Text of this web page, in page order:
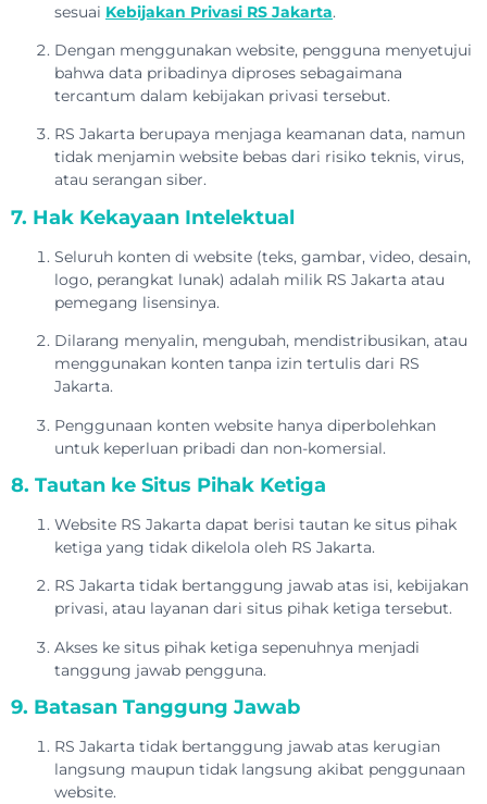
sesuai Kebijakan Privasi RS Jakarta.
Dengan menggunakan website, pengguna menyetujui
bahwa data pribadinya diproses sebagaimana
tercantum dalam kebijakan privasi tersebut.
RS Jakarta berupaya menjaga keamanan data, namun
tidak menjamin website bebas dari risiko teknis, virus,
atau serangan siber.
7. Hak Kekayaan Intelektual
Seluruh konten di website (teks, gambar, video, desain,
logo, perangkat lunak) adalah milik RS Jakarta atau
pemegang lisensinya.
Dilarang menyalin, mengubah, mendistribusikan, atau
menggunakan konten tanpa izin tertulis dari RS
Jakarta.
Penggunaan konten website hanya diperbolehkan
untuk keperluan pribadi dan non-komersial.
8. Tautan ke Situs Pihak Ketiga
Website RS Jakarta dapat berisi tautan ke situs pihak
ketiga yang tidak dikelola oleh RS Jakarta.
RS Jakarta tidak bertanggung jawab atas isi, kebijakan
privasi, atau layanan dari situs pihak ketiga tersebut.
Akses ke situs pihak ketiga sepenuhnya menjadi
tanggung jawab pengguna.
9. Batasan Tanggung Jawab
RS Jakarta tidak bertanggung jawab atas kerugian
langsung maupun tidak langsung akibat penggunaan
website.